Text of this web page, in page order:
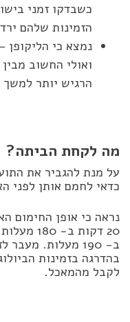
כשבדקו זמני
הזמינות שלהם
נמצא כי הליקופן
ואולי החשוב
הרגיש יותר למשך
מה לקחת הביתה?
על מנת להגביר את
כדאי לחמם אותן לפני
נראה כי אופן החימום
ב- 190 מעלות.
בהדרגה בזמינות
לקבל מהמאכל.